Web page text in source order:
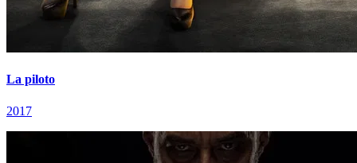
La piloto
2017